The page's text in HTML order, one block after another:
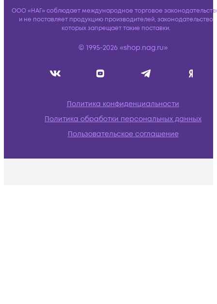
ООО «НАГ» соблюдает международное торговое
и не поставляет продукцию производителей, законодательство
которых запрещает такие поставки.
© 1995-2026 «shop.nag.ru»
Политика конфиденциальности
Политика обработки персональных данных
Пользовательское соглашение